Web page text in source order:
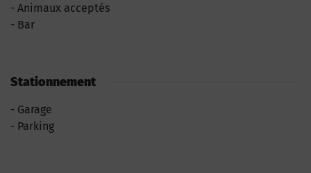
Animaux acceptés
Bar
Stationnement
Garage
Parking